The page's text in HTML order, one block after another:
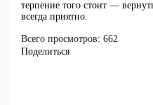
терпение того стоит —
всегда приятно.
Всего просмотров: 662
Поделиться